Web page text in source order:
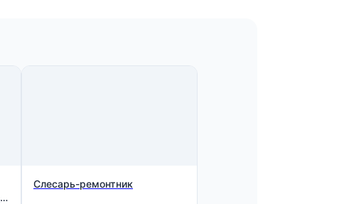
Слесарь-ремонтник